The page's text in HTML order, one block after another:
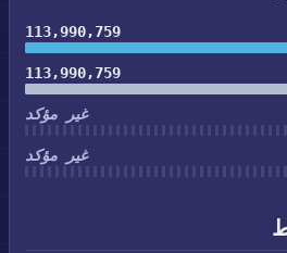
113,990,759
113,990,759
غير مؤكد
غير مؤكد